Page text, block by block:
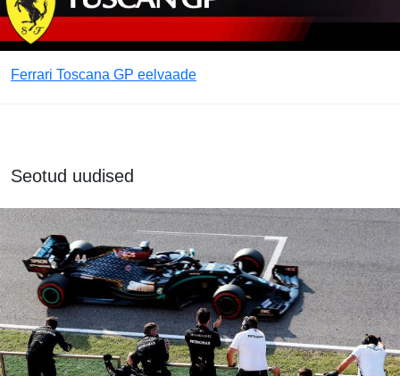
Ferrari Toscana GP eelvaade
Seotud uudised